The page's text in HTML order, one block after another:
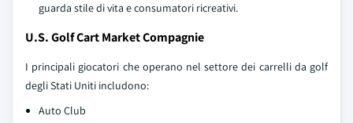
guarda stile di vita e consumatori ricreativi.
U.S. Golf Cart Market Compagnie
I principali giocatori che operano nel settore dei carrelli da golf
degli Stati Uniti includono:
Auto Club